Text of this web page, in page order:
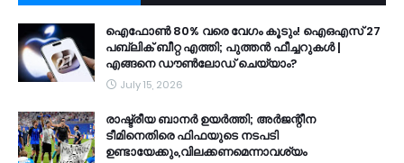
ഐഫോൺ 80% വരെ വേഗം കൂടും! ഐഒഎസ് 27
പബ്ലിക് ബീറ്റ എത്തി; പുത്തൻ ഫീച്ചറുകൾ |
എങ്ങനെ ഡൗൺലോഡ് ചെയ്യാം?
July 15, 2026
രാഷ്ട്രീയ ബാനർ ഉയർത്തി; അർജന്റീന
ടീമിനെതിരെ ഫിഫയുടെ നടപടി
ഉണ്ടായേക്കും,വിലക്കണമെന്നാവശ്യം